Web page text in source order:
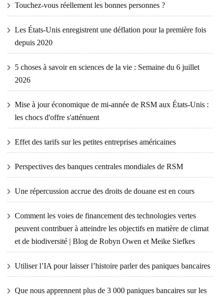
Touchez-vous réellement les bonnes personnes ?
Les États-Unis enregistrent une déflation pour la première fois
depuis 2020
5 choses à savoir en sciences de la vie : Semaine du 6 juillet
2026
Mise à jour économique de mi-année de RSM aux États-Unis :
les chocs d'offre s'atténuent
Effet des tarifs sur les petites entreprises américaines
Perspectives des banques centrales mondiales de RSM
Une répercussion accrue des droits de douane est en cours
Comment les voies de financement des technologies vertes
peuvent contribuer à atteindre les objectifs en matière de climat
et de biodiversité | Blog de Robyn Owen et Meike Siefkes
Utiliser l’IA pour laisser l’histoire parler des paniques bancaires
Que nous apprennent plus de 3 000 paniques bancaires sur les